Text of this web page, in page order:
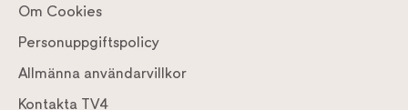
Om Cookies
Personuppgiftspolicy
Allmänna användarvillkor
Kontakta TV4